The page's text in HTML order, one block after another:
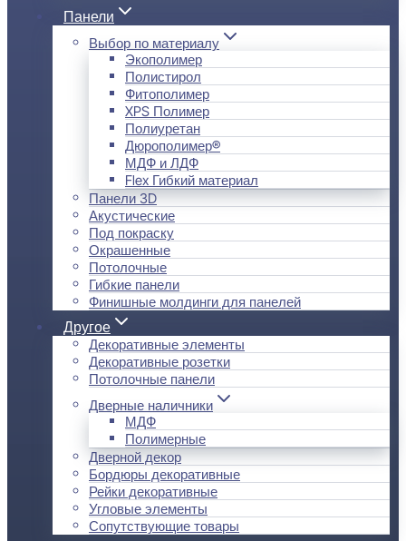
Панели
Выбор по материалу
Экополимер
Полистирол
Фитополимер
XPS Полимер
Полиуретан
Дюрополимер®
МДФ и ЛДФ
Flex Гибкий материал
Панели 3D
Акустические
Под покраску
Окрашенные
Потолочные
Гибкие панели
Финишные молдинги для панелей
Другое
Декоративные элементы
Декоративные розетки
Потолочные панели
Дверные наличники
МДФ
Полимерные
Дверной декор
Бордюры декоративные
Рейки декоративные
Угловые элементы
Сопутствующие товары